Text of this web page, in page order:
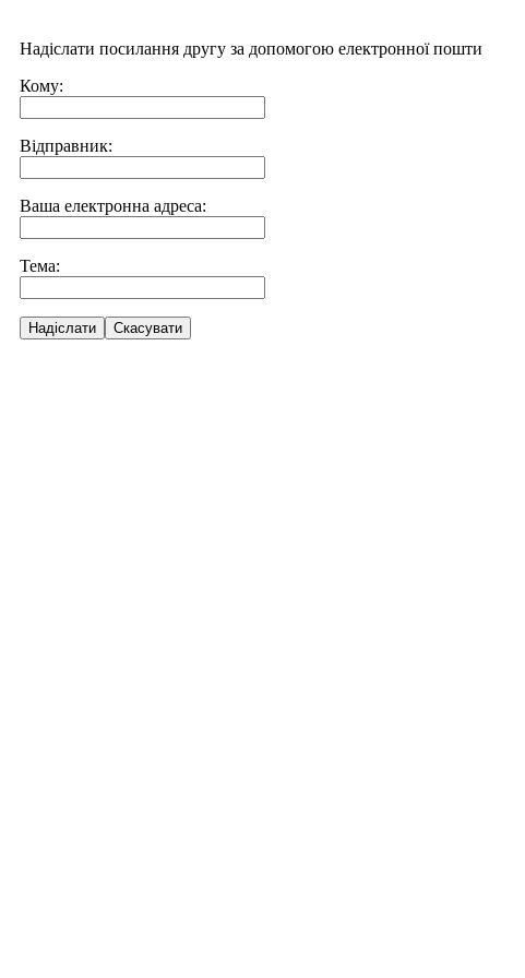
Надіслати посилання другу за допомогою електронної пошти
Кому:
Відправник:
Ваша електронна адреса:
Тема:
Надіслати Скасувати